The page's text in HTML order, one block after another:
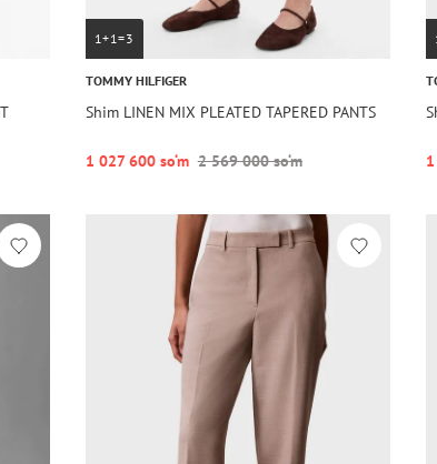
1+1=3
TOMMY HILFIGER
Shim LINEN MIX PLEATED TAPERED PANTS
1 027 600 so‘m 2 569 000 so‘m